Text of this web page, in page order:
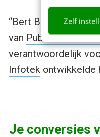
Zelf
“Bert Blase is
van Publièra
verantwoordelijk
Infotek ontwikkelde
Je conversies